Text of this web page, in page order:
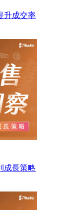
升成交率
成長策略